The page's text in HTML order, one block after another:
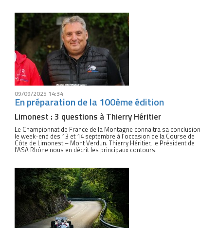
09/09/2025 14:34
En préparation de la 100ème édition
Limonest : 3 questions à Thierry Héritier
Le Championnat de France de la Montagne connaitra sa conclusion
le week-end des 13 et 14 septembre à l’occasion de la Course de
Côte de Limonest – Mont Verdun. Thierry Héritier, le Président de
l’ASA Rhône nous en décrit les principaux contours.